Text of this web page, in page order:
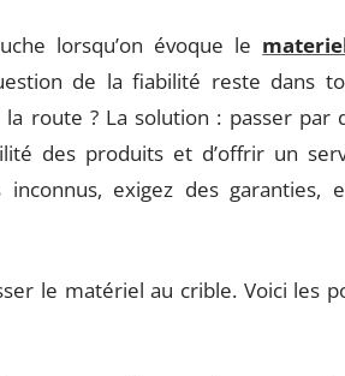
lorsqu’on évoque le
de la fiabilité reste dans
route ? La solution : passer par
des produits et d’offrir un
exigez des garanties,
le matériel au crible. Voici les